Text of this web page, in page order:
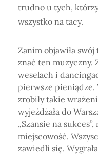
trudno u tych,
wszystko na tacy.
Zanim objawiła
znać ten muzyczny.
weselach i
pierwsze pieniądze.
zrobiły takie
wyjeżdżała do
„Szansie na
miejscowość.
zawiedli się.